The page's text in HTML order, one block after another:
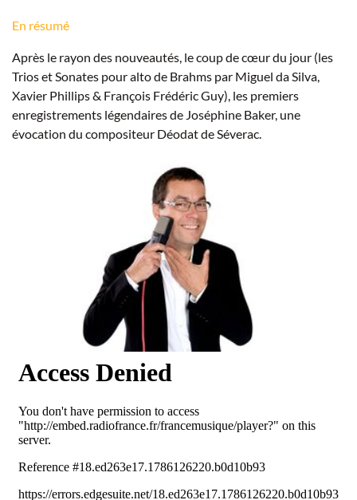
En résumé
Après le rayon des nouveautés, le coup de cœur du jour (les
Trios et Sonates pour alto de Brahms par Miguel da Silva,
Xavier Phillips & François Frédéric Guy), les premiers
enregistrements légendaires de Joséphine Baker, une
évocation du compositeur Déodat de Séverac.